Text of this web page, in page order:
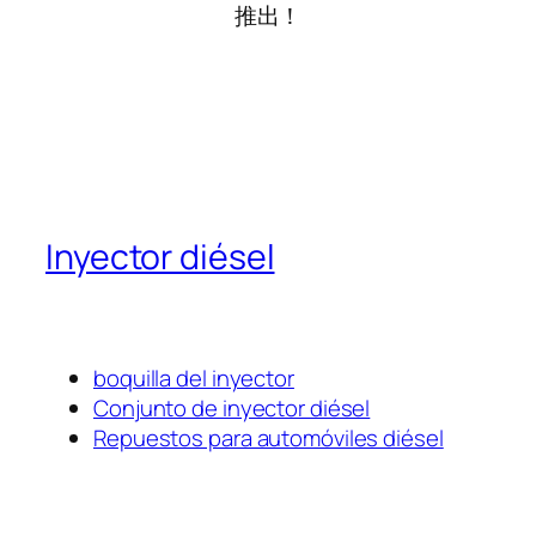
推出！
Inyector diésel
boquilla del inyector
Conjunto de inyector diésel
Repuestos para automóviles diésel